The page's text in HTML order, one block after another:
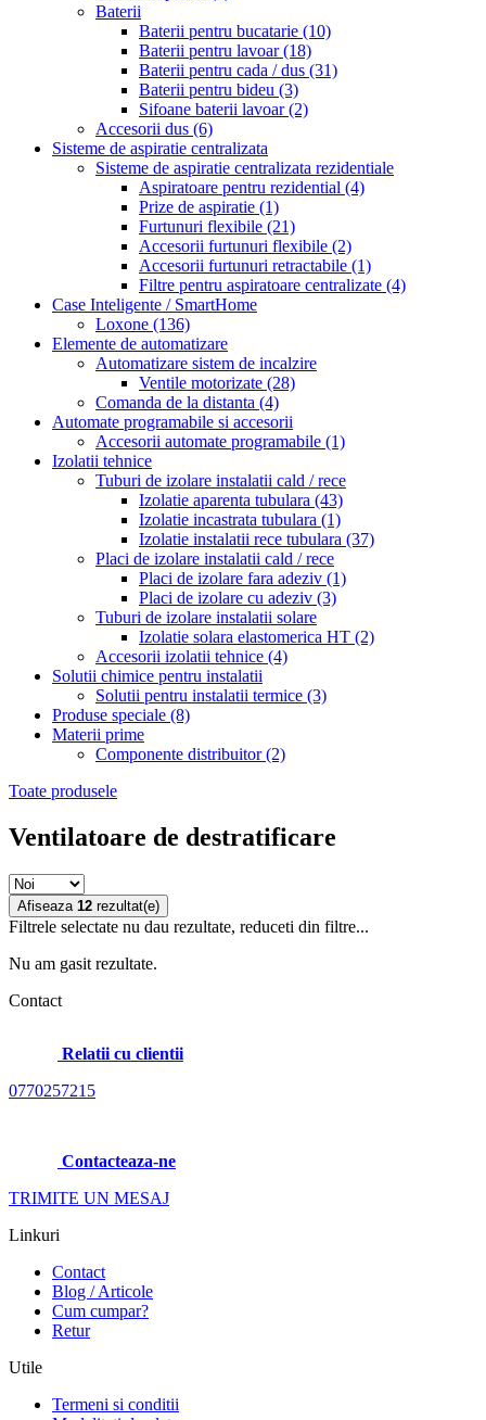
Baterii
Baterii pentru bucatarie (10)
Baterii pentru lavoar(18)
Baterii pentru cada / dus (31)
Baterii pentru bideu (3)
Sifoane baterii lavoar(2)
Accesorii dus (6)
Sisteme de aspiratie centralizata
Sisteme de aspiratie centralizata rezidentiale
Aspiratoare pentru rezidential (4)
Prize de aspiratie (1)
Furtunuri flexibile (21)
Accesorii furtunuri flexibile (2)
Accesorii furtunuri retractabile (1)
Filtre pentru aspiratoare centralizate (4)
Case Inteligente / SmartHome
Loxone (136)
Elemente de automatizare
Automatizare sistem de incalzire
Ventile motorizate (28)
Comanda de la distanta (4)
Automate programabile si accesorii
Accesorii automate programabile (1)
Izolatii tehnice
Tuburi de izolare instalatii cald / rece
Izolatie aparenta tubulara (43)
Izolatie incastrata tubulara (1)
Izolatie instalatii rece tubulara (37)
Placi de izolare instalatii cald / rece
Placi de izolare fara adeziv (1)
Placi de izolare cu adeziv (3)
Tuburi de izolare instalatii solare
Izolatie solara elastomerica HT (2)
Accesorii izolatii tehnice (4)
Solutii chimice pentru instalatii
Solutii pentru instalatii termice (3)
Produse speciale (8)
Materii prime
Componente distribuitor(2)
Toate produsele
Ventilatoare de destratificare
Afiseaza 12 rezultat(e)
Filtrele selectate nu dau rezultate, reduceti din filtre...
Nu am gasit rezultate.
Contact
Relatii cu clientii
0770257215
Contacteaza-ne
TRIMITE UN MESAJ
Linkuri
Contact
Blog / Articole
Cum cumpar?
Retur
Utile
Termeni si conditii